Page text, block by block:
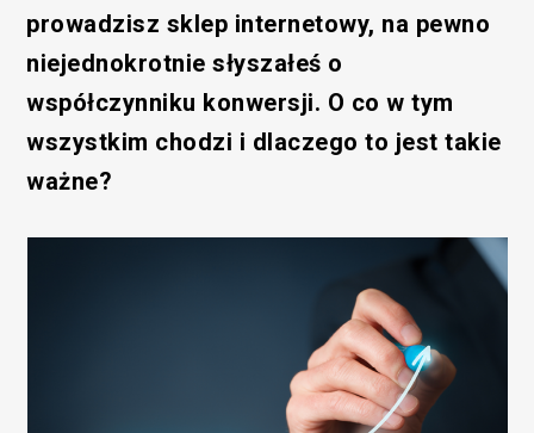
prowadzisz sklep internetowy, na pewno
niejednokrotnie słyszałeś o
współczynniku konwersji. O co w tym
wszystkim chodzi i dlaczego to jest takie
ważne?